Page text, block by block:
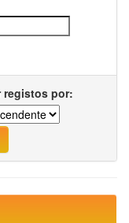
registos por: